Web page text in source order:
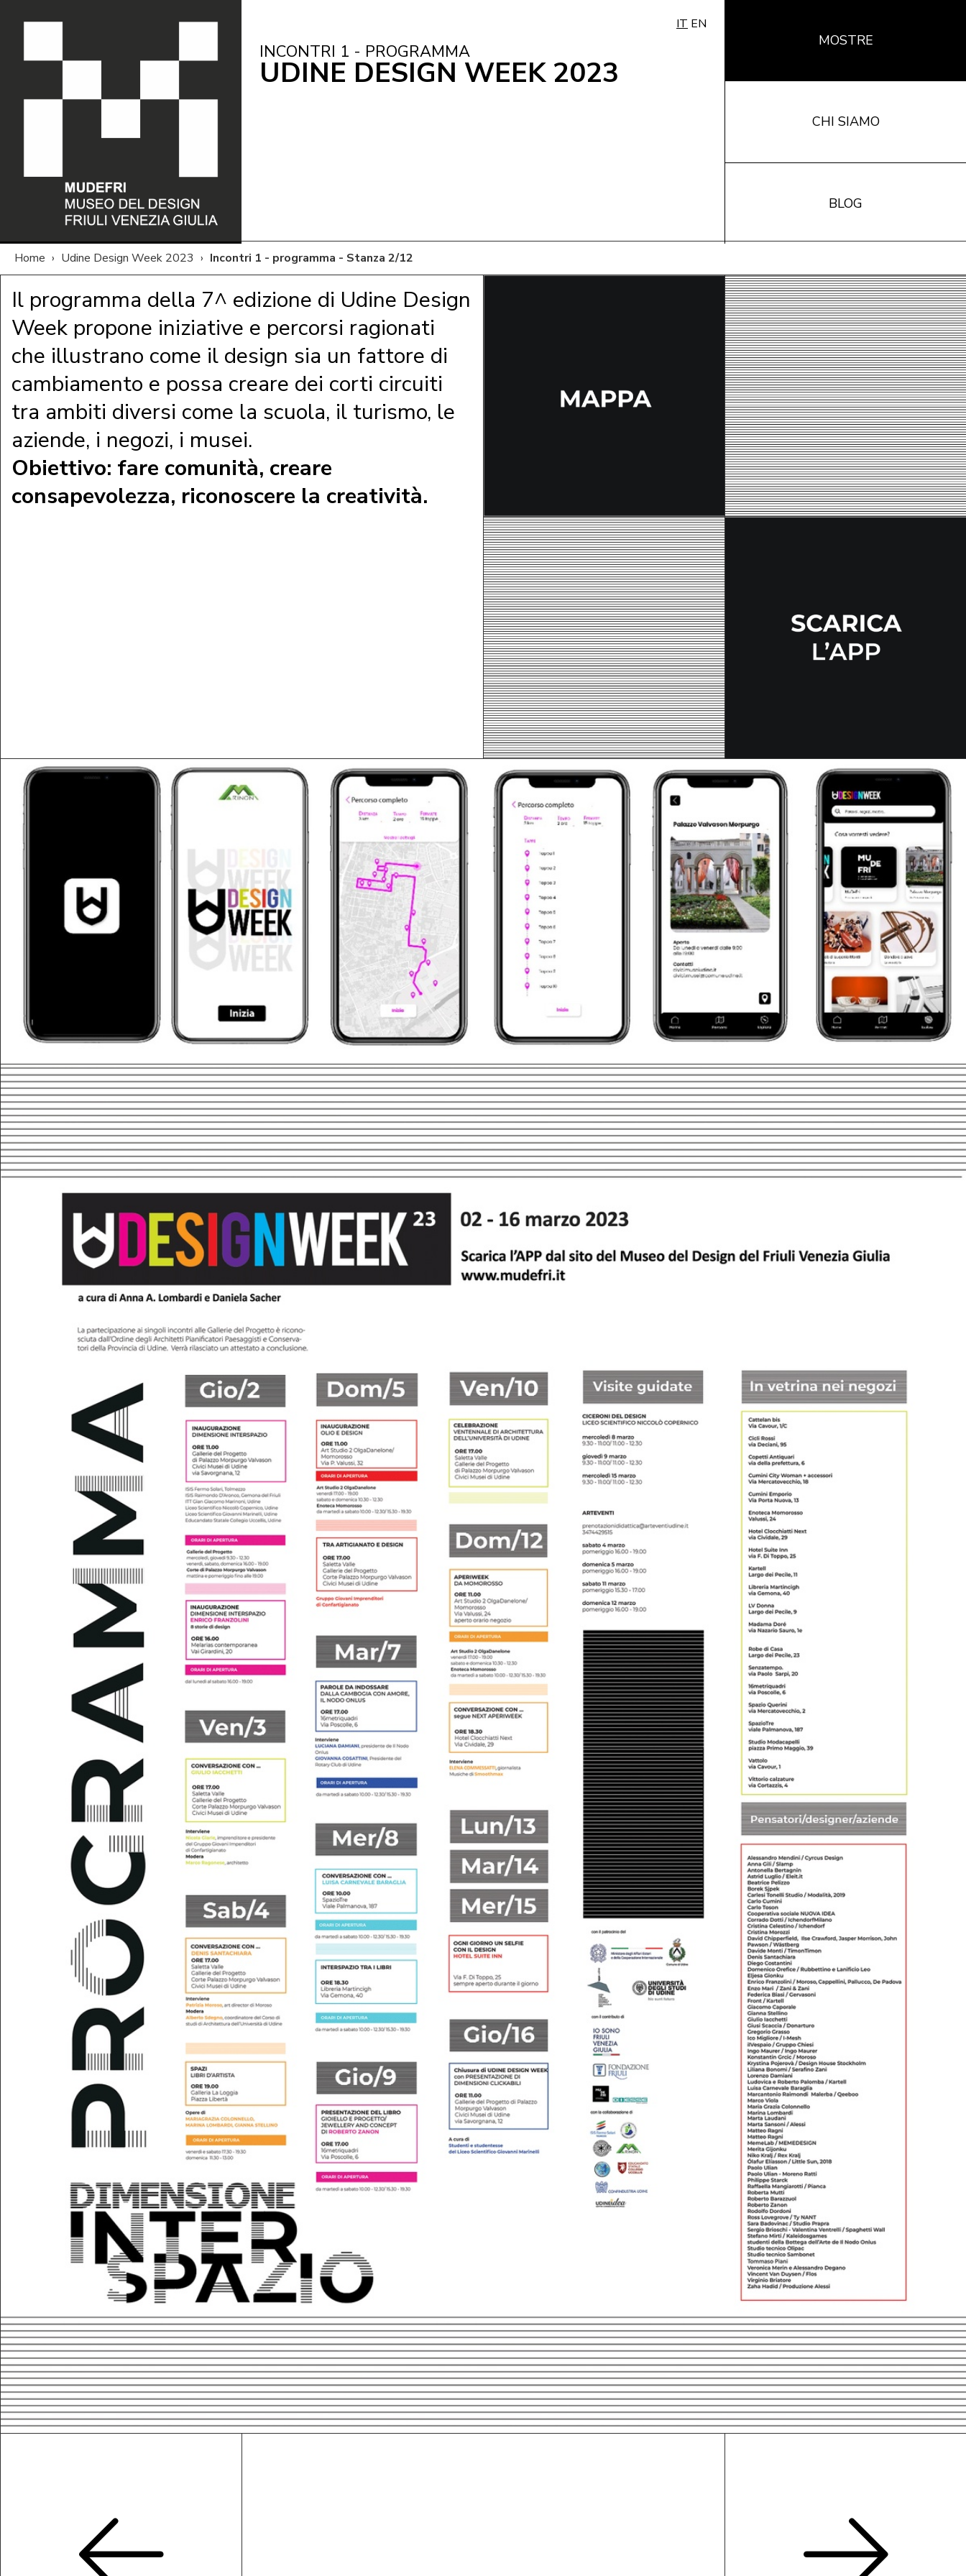
IT EN
INCONTRI 1 - PROGRAMMA
UDINE DESIGN WEEK 2023
MOSTRE
CHI SIAMO
BLOG
Home › Udine Design Week 2023 › Incontri 1 - programma - Stanza 2/12
Il programma della 7^ edizione di Udine Design
Week propone iniziative e percorsi ragionati
che illustrano come il design sia un fattore di
cambiamento e possa creare dei corti circuiti
tra ambiti diversi come la scuola, il turismo, le
aziende, i negozi, i musei.
Obiettivo: fare comunità, creare
consapevolezza, riconoscere la creatività.